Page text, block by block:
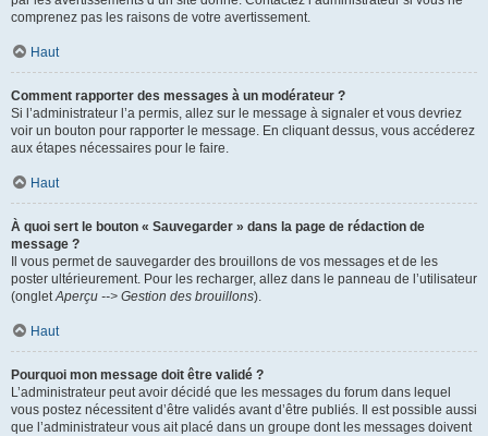
comprenez pas les raisons de votre avertissement.
Haut
Comment rapporter des messages à un modérateur ?
Si l’administrateur l’a permis, allez sur le message à signaler et vous devriez
voir un bouton pour rapporter le message. En cliquant dessus, vous accéderez
aux étapes nécessaires pour le faire.
Haut
À quoi sert le bouton « Sauvegarder » dans la page de rédaction de
message ?
Il vous permet de sauvegarder des brouillons de vos messages et de les
poster ultérieurement. Pour les recharger, allez dans le panneau de l’utilisateur
(ongletAperçu --> Gestion des brouillons).
Haut
Pourquoi mon message doit être validé ?
L’administrateur peut avoir décidé que les messages du forum dans lequel
vous postez nécessitent d’être validés avant d’être publiés. Il est possible aussi
que l’administrateur vous ait placé dans un groupe dont les messages doivent